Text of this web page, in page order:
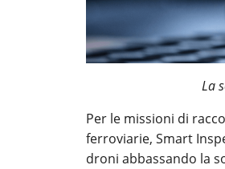
La
Per le missioni di
ferroviarie, Smart
droni abbassando la